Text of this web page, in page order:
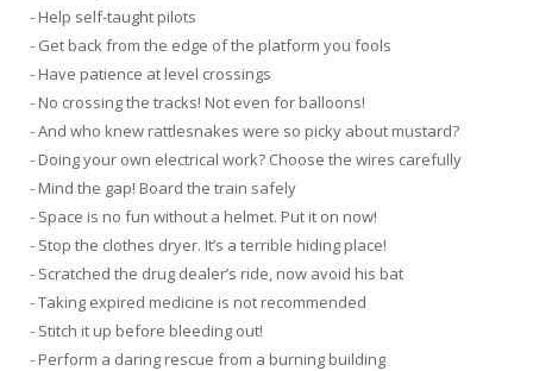
- Help self-taught pilots
- Get back from the edge of the platform you fools
- Have patience at level crossings
- No crossing the tracks! Not even for balloons!
- And who knew rattlesnakes were so picky about mustard?
- Doing your own electrical work? Choose the wires carefully
- Mind the gap! Board the train safely
- Space is no fun without a helmet. Put it on now!
- Stop the clothes dryer. It’s a terrible hiding place!
- Scratched the drug dealer’s ride, now avoid his bat
- Taking expired medicine is not recommended
- Stitch it up before bleeding out!
- Perform a daring rescue from a burning building